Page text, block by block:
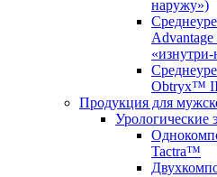
наружу»)
Obtryx™ II
Продукция для
Урологические
Tactra™